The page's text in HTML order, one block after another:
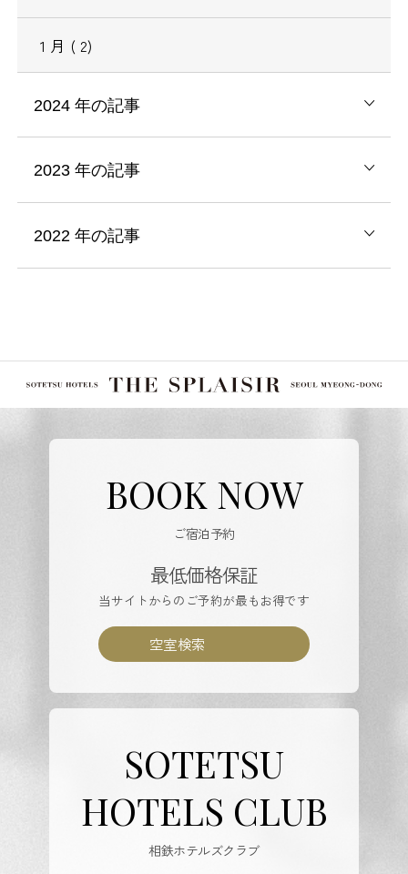
1 月 ( 2)
2024 年の記事
2023 年の記事
2022 年の記事
BOOK NOW
ご宿泊予約
最低価格保証
当サイトからのご予約が最もお得です
空室検索
SOTETSU
HOTELS CLUB
相鉄ホテルズクラブ